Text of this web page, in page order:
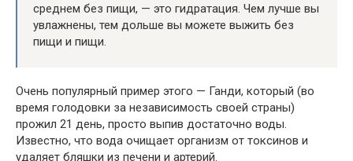
среднем без пищи, — это гидратация. Чем лучше вы
увлажнены, тем дольше вы можете выжить без
пищи и пищи.
Очень популярный пример этого — Ганди, который (во
время голодовки за независимость своей страны)
прожил 21 день, просто выпив достаточно воды.
Известно, что вода очищает организм от токсинов и
удаляет бляшки из печени и артерий.